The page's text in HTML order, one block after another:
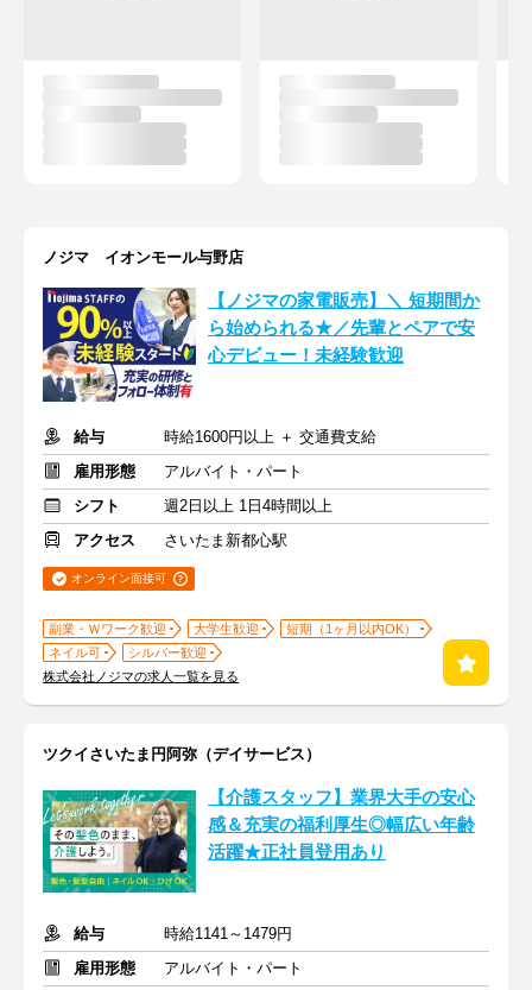
ノジマ イオンモール与野店
【ノジマの家電販売】＼ 短期間か
ら始められる★／先輩とペアで安
心デビュー！未経験歓迎
給与
時給1600円以上 ＋ 交通費支給
雇用形態
アルバイト・パート
シフト
週2日以上 1日4時間以上
アクセス
さいたま新都心駅
オンライン面接可
副業・Ｗワーク歓迎 大学生歓迎
短期（1ヶ月以内OK）
ネイル可
シルバー歓迎
株式会社ノジマの求人一覧を見る
ツクイさいたま円阿弥（デイサービス）
【介護スタッフ】業界大手の安心
感＆充実の福利厚生◎幅広い年齢
活躍★正社員登用あり
給与
時給1141～1479円
雇用形態
アルバイト・パート